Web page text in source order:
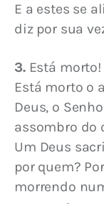
E a estes se
diz por sua
3. Está morto!
Está morto o
Deus, o
assombro do
Um Deus
por quem?
morrendo